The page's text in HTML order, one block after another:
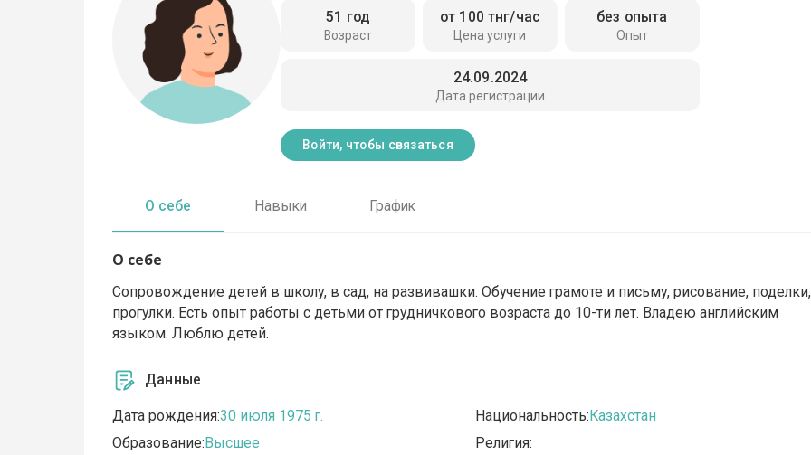
Возраст
51 год
Цена услуги
от 100 тнг/час
Опыт
без опыта
Дата регистрации
24.09.2024
Войти, чтобы связаться
О себе Навыки График
О себе
Сопровождение детей в школу, в сад, на развивашки. Обучение грамоте и письму, рисование, поделки,
прогулки. Есть опыт работы с детьми от грудничкового возраста до 10-ти лет. Владею английским
языком. Люблю детей.
Данные
Дата рождения:30 июля 1975 г.
Образование:Высшее
Национальность:Казахстан
Религия: